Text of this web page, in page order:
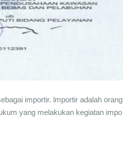
importir. lmportir adalah orang
yang melakukan kegiatan impo